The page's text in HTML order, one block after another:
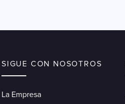
SIGUE CON NOSOTROS
La Empresa